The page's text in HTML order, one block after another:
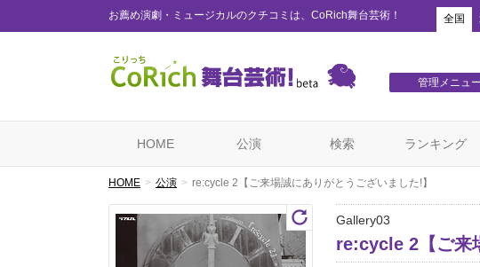
お薦め演劇・ミュージカルのクチコミは、CoRich舞台芸術！ 全国
管理メニュー
HOME 公演 検索 ランキング
HOME 公演 re:cycle 2【ご来場誠にありがとうございました!】
Gallery03
re:cycle 2【ご来